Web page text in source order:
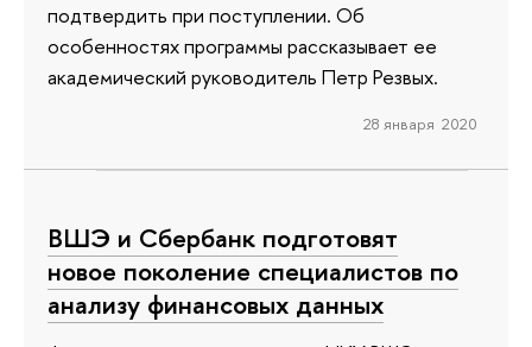
подтвердить при поступлении. Об
особенностях программы рассказывает ее
академический руководитель Петр Резвых.
28 января 2020
ВШЭ и Сбербанк подготовят
новое поколение специалистов по
анализу финансовых данных